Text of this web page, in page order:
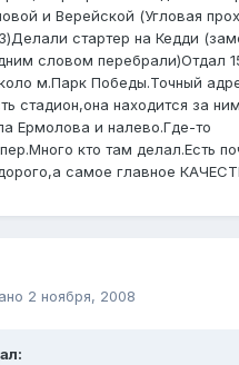
и Верейской (Угловая
стартер на Кедди
словом перебрали)Отдал
м.Парк Победы.Точный
стадион,она находится за
Ермолова и налево.Где-то
кто там делал.Есть
самое главное
2 ноября, 2008